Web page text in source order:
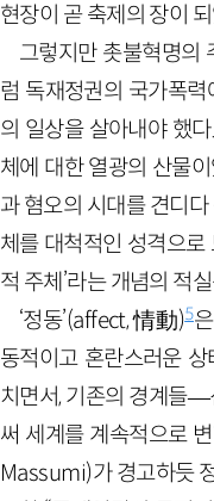
현장이 곧 축제의 장이
그렇지만 촛불혁명의
럼 독재정권의 국가폭력
의 일상을 살아내야 했
체에 대한 열광의 산물
과 혐오의 시대를 견디
체를 대척적인 성격으로
적 주체’라는 개념의 적
‘정동’(affect, 情動)5
동적이고 혼란스러운
치면서, 기존의 경계들—
써 세계를 계속적으로
Massumi)가 경고하듯